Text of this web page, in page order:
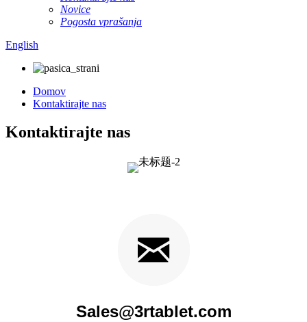
Novice
Pogosta vprašanja
English
Domov
Kontaktirajte nas
Kontaktirajte nas
Sales@3rtablet.com